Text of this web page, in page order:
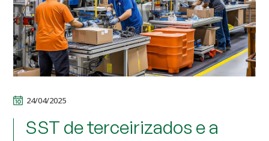
24/04/2025
SST de terceirizados e a